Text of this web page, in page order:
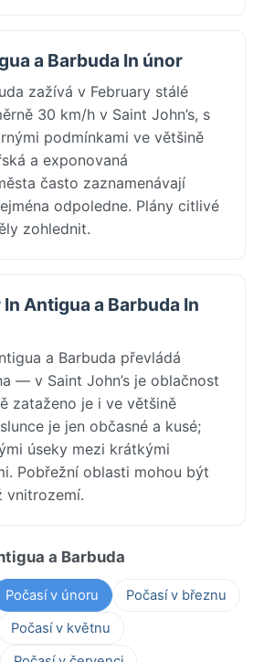
a Barbuda In únor
zažívá v February stálé
30 km/h v Saint John’s, s
podmínkami ve většině
a exponovaná
často zaznamenávají
odpoledne. Plány citlivé
zohlednit.
Antigua a Barbuda In
a Barbuda převládá
— v Saint John’s je oblačnost
zataženo je i ve většině
je jen občasné a kusé;
úseky mezi krátkými
Pobřežní oblasti mohou být
vnitrozemí.
a Barbuda
Počasí v únoru
Počasí v březnu
Počasí v květnu